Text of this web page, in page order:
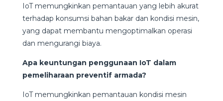
IoT memungkinkan pemantauan yang lebih akurat
terhadap konsumsi bahan bakar dan kondisi mesin,
yang dapat membantu mengoptimalkan operasi
dan mengurangi biaya.
Apa keuntungan penggunaan IoT dalam
pemeliharaan preventif armada?
IoT memungkinkan pemantauan kondisi mesin